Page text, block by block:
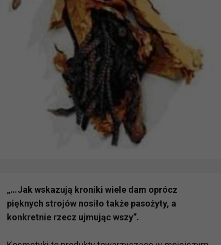
„…Jak wskazują kroniki wiele dam oprócz
pięknych strojów nosiło także pasożyty, a
konkretnie rzecz ujmując wszy”.